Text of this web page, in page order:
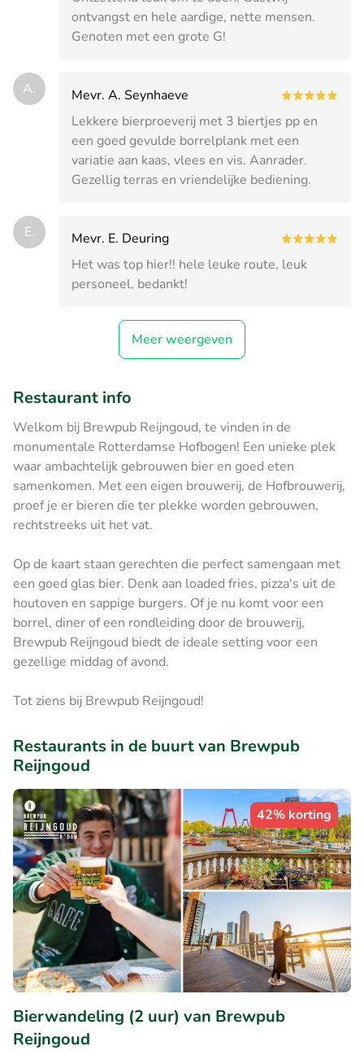
ontvangst en hele aardige, nette mensen.
Genoten met een grote G!
A.
Mevr. A. Seynhaeve
Lekkere bierproeverij met 3 biertjes pp en
een goed gevulde borrelplank met een
variatie aan kaas, vlees en vis. Aanrader.
Gezellig terras en vriendelijke bediening.
E.
Mevr. E. Deuring
Het was top hier!! hele leuke route, leuk
personeel, bedankt!
Meer weergeven
Restaurant info
Welkom bij Brewpub Reijngoud, te vinden in de
monumentale Rotterdamse Hofbogen! Een unieke plek
waar ambachtelijk gebrouwen bier en goed eten
samenkomen. Met een eigen brouwerij, de Hofbrouwerij,
proef je er bieren die ter plekke worden gebrouwen,
rechtstreeks uit het vat.
Op de kaart staan gerechten die perfect samengaan met
een goed glas bier. Denk aan loaded fries, pizza's uit de
houtoven en sappige burgers. Of je nu komt voor een
borrel, diner of een rondleiding door de brouwerij,
Brewpub Reijngoud biedt de ideale setting voor een
gezellige middag of avond.
Tot ziens bij Brewpub Reijngoud!
Restaurants in de buurt van Brewpub
Reijngoud
42% korting
Bierwandeling (2 uur) van Brewpub
Reijngoud